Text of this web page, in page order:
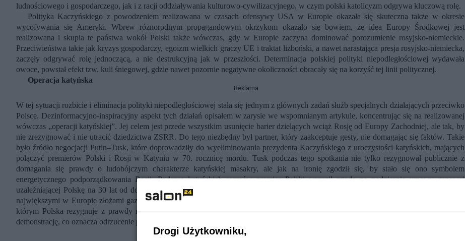
ludnościowego i gospodarczego, jak i z racji oddziaływania kulturowo-cywilizacyjnego, w czym polski katolicyzm odgrywa kluczową rolę.
Polityka Kaczyńskiego z powodzeniem realizowana w czasach ofensywy USA w Europie okazała się skuteczna także w okresie
wycofywania się Ameryki. Wbrew różnorodnym propagandowym okrzykom okazało się bowiem, że idea Europy Środkowej jest
realizowana i skupia te państwa wokół Polski także wówczas, gdy w Europie zaczyna dominować porozumienie rosyjsko-niemieckie.
Przeciwieństwa takie jak kryzys gospodarczy, egoizm wielkich graczy UE i traktat lizboński, a nawet narastająca presja rosyjsko-niemiecka,
zaczęły odgrywać rolę jednoczącą, a nie destrukcyjną jak w przeszłości. Determinacja polskiej polityki niepodległościowej wydawała
owoce, powstał efekt tzw. kuli śniegowej, gdzie nawet pozornie negatywne okoliczności obracały się na korzyść tej linii politycznej.
Operacja katyńska
Reklama
W tej sytuacji rozbicie i eliminacja polityki niepodległościowej stała się jednym z głównych zadań służb specjalnych działających przeciwko
Polsce. Dezinformacyjno-inspiracyjny aspekt tych działań opisałem w zarysie we wspomnianym artykule, koncentrując się na realizowanej
wówczas „operacji katyńskiej”. Jej celem jest przede wszystkim usunięcie barier dzielących wciąż Rosję od Europy Zachodniej, ale tak, by
nie zrezygnować i nie utracić dziedzictwa ZSRR. Do tego niezbędny był partner, który zaakceptuje gesty, nie domagając się faktów. Takie
było źródło negocjacji Putin–Tusk, które doprowadziły do wyeliminowania prezydenta Kaczyńskiego z uroczystości katyńskich, mających
połączyć premierów Polski i Rosji w Katyniu w 70. rocznicę mordu. Tusk podczas tego spotkania nie tylko rezygnował publicznie z
domagania się prawdy o ludobójczym charakterze katyńskiej masakry, ale jak na ironię zgodził się, by stało się ono symbolem
energetycznego podporządkowania Rosji. Podczas katyńskich rozmów premier Polski wyraził zgodę na podpisanie umowy gazowej
uzależniającej Polskę na 30 lat od dostaw gazu z Rosji w sytuacji, gdy właśnie podano do wiadomości publicznej, że Polska dysponuje
największymi w Europie złożami gazu. Katyńskie rozmowy 7 kwietnia 2010 r. stały się więc symbolem takiego porozumienia z Rosją, w
którym Polska rezygnuje z prawdy na temat sowieckiego ludobójstwa oraz staje się energetyczną kolonią Rosji. Trudno o dobitniejszą
demonstrację, co oznacza odrzucenie polityki Kaczyńskiego i jaka jest alternatywa wobec myśli niepodległościowej.
Drogi Użytkowniku,